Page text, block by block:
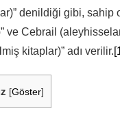
denildiği gibi, sahip
ve Cebrail
kitaplar)” adı verilir.
[Göster]